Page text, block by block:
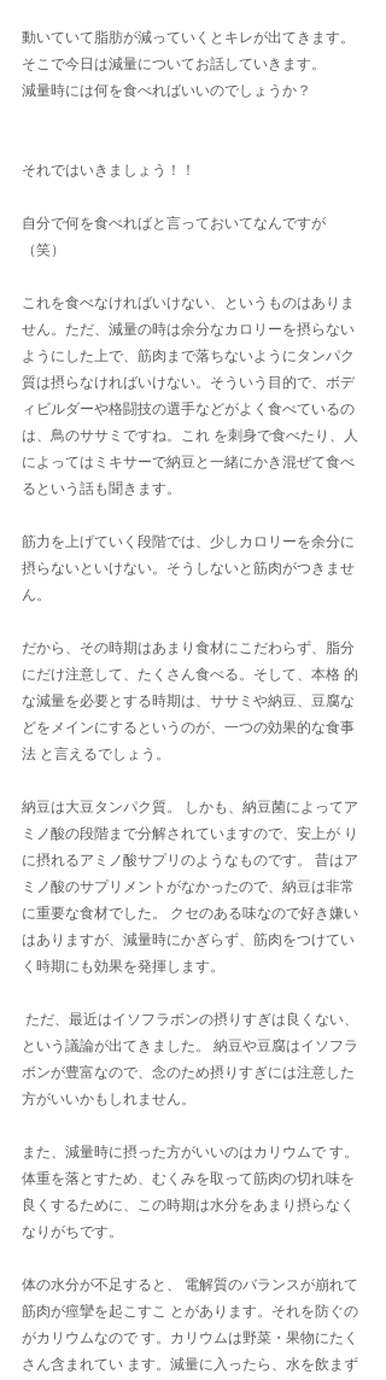
動いていて脂肪が減っていくとキレが出てきます。
そこで今日は減量についてお話していきます。
減量時には何を食べればいいのでしょうか？
それではいきましょう！！
自分で何を食べればと言っておいてなんですが
（笑）
これを食べなければいけない、というものはありま
せん。ただ、減量の時は余分なカロリーを摂らない
ようにした上で、筋肉まで落ちないようにタンパク
質は摂らなければいけない。そういう目的で、ボデ
ィビルダーや格闘技の選手などがよく食べているの
は、鳥のササミですね。これ を刺身で食べたり、人
によってはミキサーで納豆と一緒にかき混ぜて食べ
るという話も聞きます。
筋力を上げていく段階では、少しカロリーを余分に
摂らないといけない。そうしないと筋肉がつきませ
ん。
だから、その時期はあまり食材にこだわらず、脂分
にだけ注意して、たくさん食べる。そして、本格 的
な減量を必要とする時期は、ササミや納豆、豆腐な
どをメインにするというのが、一つの効果的な食事
法 と言えるでしょう。
納豆は大豆タンパク質。 しかも、納豆菌によってア
ミノ酸の段階まで分解されていますので、安上が り
に摂れるアミノ酸サプリのようなものです。 昔はア
ミノ酸のサプリメントがなかったので、納豆は非常
に重要な食材でした。 クセのある味なので好き嫌い
はありますが、減量時にかぎらず、筋肉をつけてい
く時期にも効果を発揮します。
という議論が出てきました。 納豆や豆腐はイソフラ
ボンが豊富なので、念のため摂りすぎには注意した
方がいいかもしれません。
また、減量時に摂った方がいいのはカリウムで す。
体重を落とすため、むくみを取って筋肉の切れ味を
良くするために、この時期は水分をあまり摂らなく
なりがちです。
体の水分が不足すると、 電解質のバランスが崩れて
筋肉が痙攣を起こすこ とがあります。それを防ぐの
がカリウムなので す。カリウムは野菜・果物にたく
さん含まれてい ます。減量に入ったら、水を飲まず